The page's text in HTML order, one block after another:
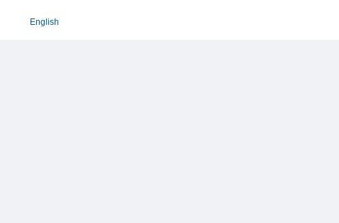
English